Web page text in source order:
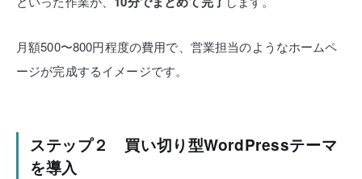
月額500〜800円程度の費用で、営業担当のようなホームペ
ージが完成するイメージです。
ステップ２ 買い切り型WordPressテーマ
を導入